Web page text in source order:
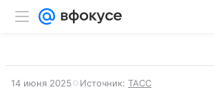
14 июня 2025 Источник: ТАСС